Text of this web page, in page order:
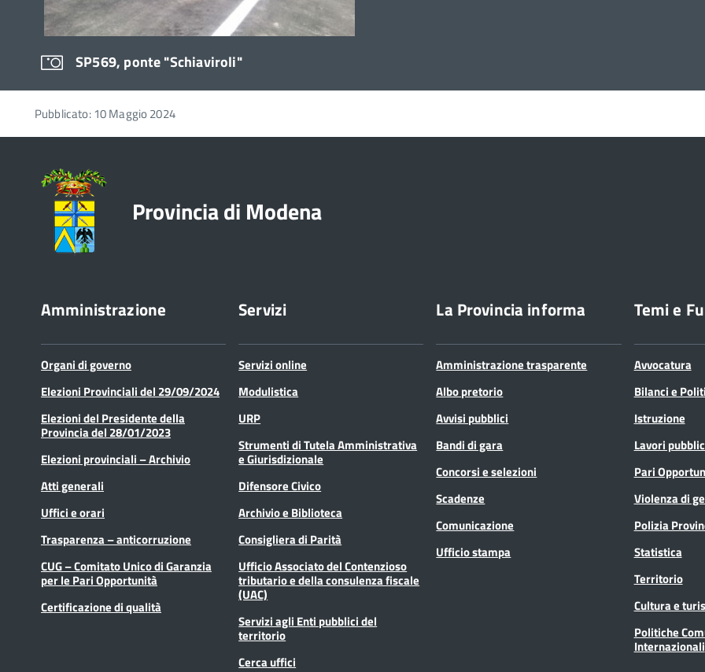
SP569, ponte "Schiaviroli"
Pubblicato: 10 Maggio 2024
Provincia di Modena
Amministrazione
Organi di governo
Elezioni Provinciali del 29/09/2024
Elezioni del Presidente della
Provincia del 28/01/2023
Elezioni provinciali – Archivio
Atti generali
Uffici e orari
Trasparenza – anticorruzione
CUG – Comitato Unico di Garanzia
per le Pari Opportunità
Certificazione di qualità
Servizi
Servizi online
Modulistica
URP
Strumenti di Tutela Amministrativa
e Giurisdizionale
Difensore Civico
Archivio e Biblioteca
Consigliera di Parità
Ufficio Associato del Contenzioso
tributario e della consulenza fiscale
(UAC)
Servizi agli Enti pubblici del
territorio
Cerca uffici
La Provincia informa
Amministrazione trasparente
Albo pretorio
Avvisi pubblici
Bandi di gara
Concorsi e selezioni
Scadenze
Comunicazione
Ufficio stampa
Temi e
Avvocatura
Bilanci e
Istruzione
Lavori
Pari
Violenza di
Polizia
Statistica
Territorio
Cultura e
Politiche
Internazionali